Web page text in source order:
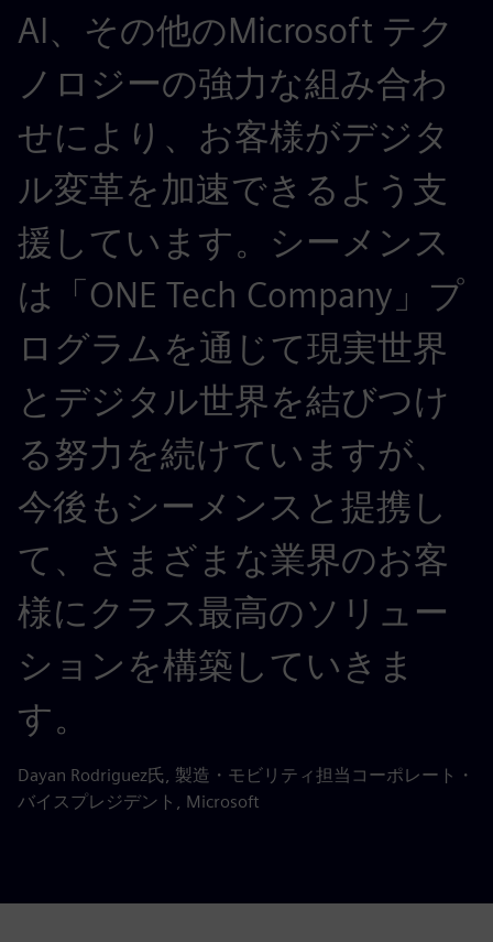
AI、その他のMicrosoft テク
ノロジーの強力な組み合わ
せにより、お客様がデジタ
ル変革を加速できるよう支
援しています。シーメンス
は「ONE Tech Company」プ
ログラムを通じて現実世界
とデジタル世界を結びつけ
る努力を続けていますが、
今後もシーメンスと提携し
て、さまざまな業界のお客
様にクラス最高のソリュー
ションを構築していきま
す。
Dayan Rodriguez氏, 製造・モビリティ担当コーポレート・
バイスプレジデント, Microsoft